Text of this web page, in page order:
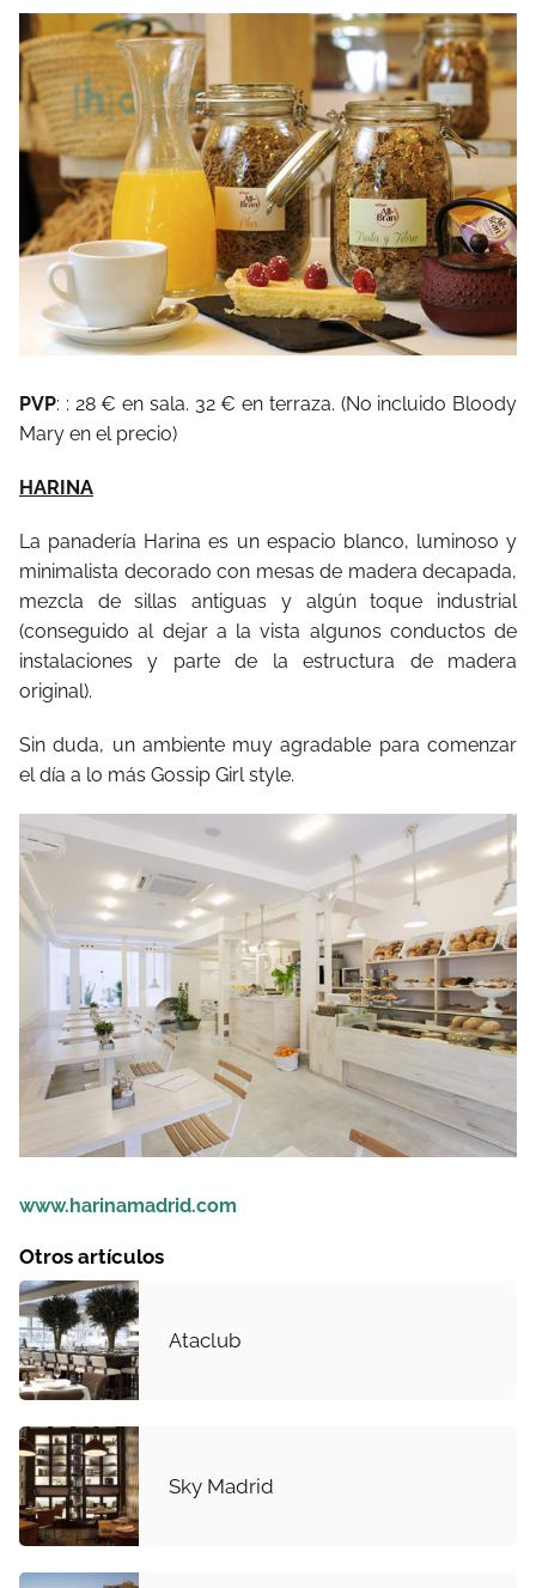
PVP: : 28 € en sala. 32 € en terraza. (No incluido Bloody
Mary en el precio)
HARINA
La panadería Harina es un espacio blanco, luminoso y
minimalista decorado con mesas de madera decapada,
mezcla de sillas antiguas y algún toque industrial
(conseguido al dejar a la vista algunos conductos de
instalaciones y parte de la estructura de madera
original).
Sin duda, un ambiente muy agradable para comenzar
el día a lo más Gossip Girl style.
www.harinamadrid.com
Otros artículos
Ataclub
Sky Madrid